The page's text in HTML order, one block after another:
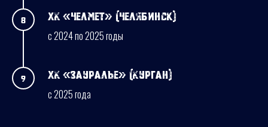
ХК «Челмет» (Челябинск)
с 2024 по 2025 годы
ХК «Зауралье» (Курган)
с 2025 года